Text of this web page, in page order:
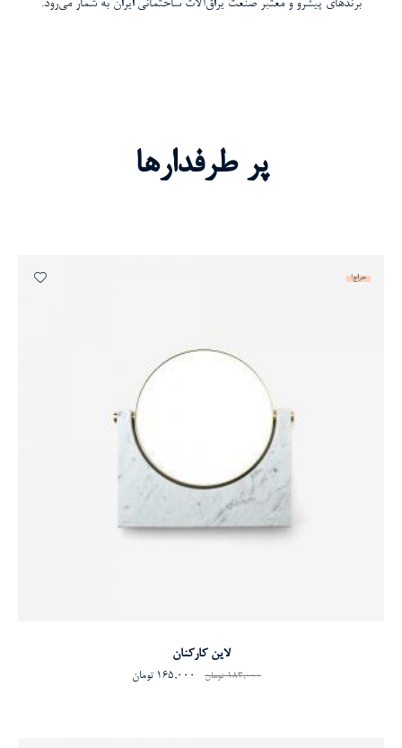
برندهای پیشرو و معتبر صنعت یراق‌آلات ساختمانی ایران به شمار می‌رود.
پر طرفدارها
حراج!
افزودن به سبد خرید
لاین کارکنان
183,000 تومان 165,000 تومان